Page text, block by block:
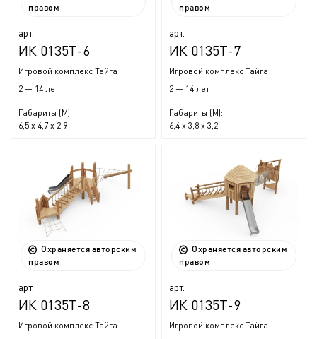
правом
арт.
ИК 0135Т-6
Игровой комплекс Тайга
2 — 14 лет
Габариты (М):
6,5 x 4,7 x 2,9
правом
арт.
ИК 0135Т-7
Игровой комплекс Тайга
2 — 14 лет
Габариты (М):
6,4 x 3,8 x 3,2
Охраняется авторским
правом
арт.
ИК 0135Т-8
Игровой комплекс Тайга
Охраняется авторским
правом
арт.
ИК 0135Т-9
Игровой комплекс Тайга